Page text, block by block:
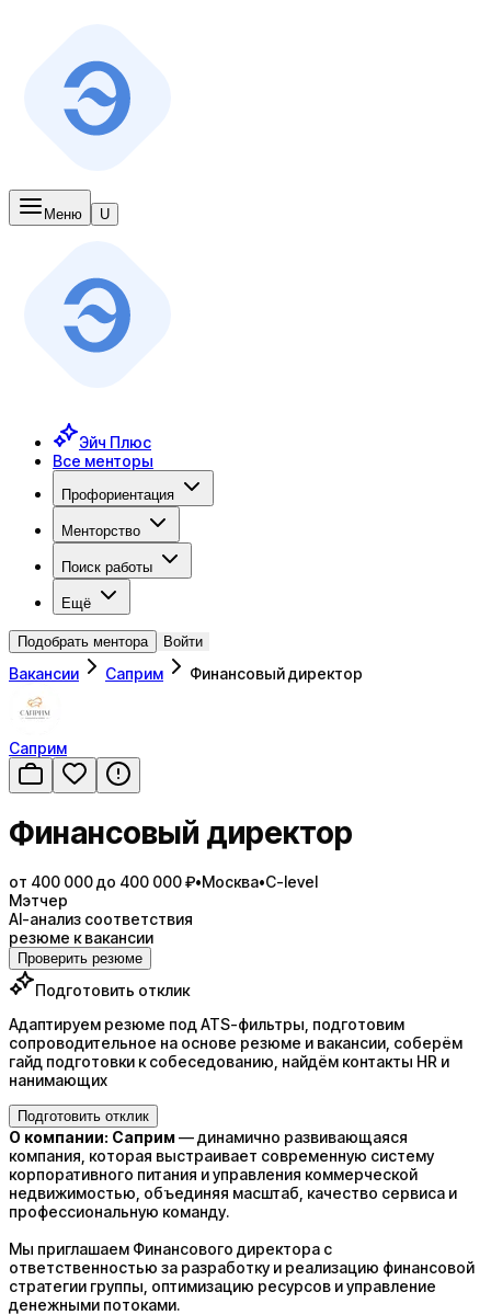
Меню U
Эйч Плюс
Все менторы
Профориентация
Менторство
Поиск работы
Ещё
Подобрать ментора Войти
Вакансии Саприм Финансовый директор
Саприм
Финансовый директор
от 400 000 до 400 000 ₽•Москва•C-level
Мэтчер
AI-анализ соответствия
резюме к вакансии
Проверить резюме
Подготовить отклик
Адаптируем резюме под ATS-фильтры, подготовим
сопроводительное на основе резюме и вакансии, соберём
гайд подготовки к собеседованию, найдём контакты HR и
нанимающих
Подготовить отклик
О компании: Саприм— динамично развивающаяся
компания, которая выстраивает современную систему
корпоративного питания и управления коммерческой
недвижимостью, объединяя масштаб, качество сервиса и
профессиональную команду.
Мы приглашаем Финансового директора с
ответственностью за разработку и реализацию финансовой
стратегии группы, оптимизацию ресурсов и управление
денежными потоками.